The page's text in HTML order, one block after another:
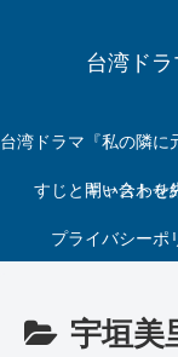
台湾ド
台湾ドラマ『私の隣に
すじとキャストを
問い合わせ
プライバシーポ
宇垣美